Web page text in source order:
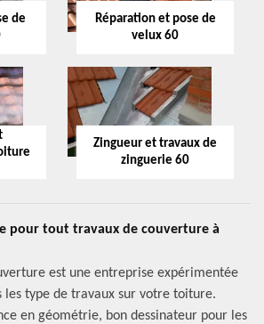
de
Réparation et pose de
velux 60
Zingueur et travaux de
zinguerie 60
pour tout travaux de couverture à
est une entreprise expérimentée
les type de travaux sur votre toiture.
en géométrie, bon dessinateur pour les